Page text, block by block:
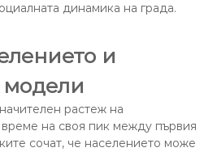
динамика на града.
и
растеж на
на своя пик между първия
сочат, че населението може